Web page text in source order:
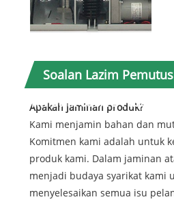
Soalan Lazim
Timetrik 630A 3 Fasa
Apakah jaminan produk?
Kami menjamin bahan dan
Komitmen kami adalah untuk
produk kami. Dalam jaminan
menjadi budaya syarikat kami
menyelesaikan semua isu